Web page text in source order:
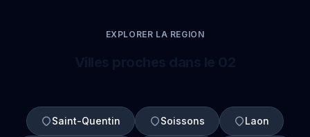
EXPLORER LA REGION
Saint-Quentin Soissons Laon